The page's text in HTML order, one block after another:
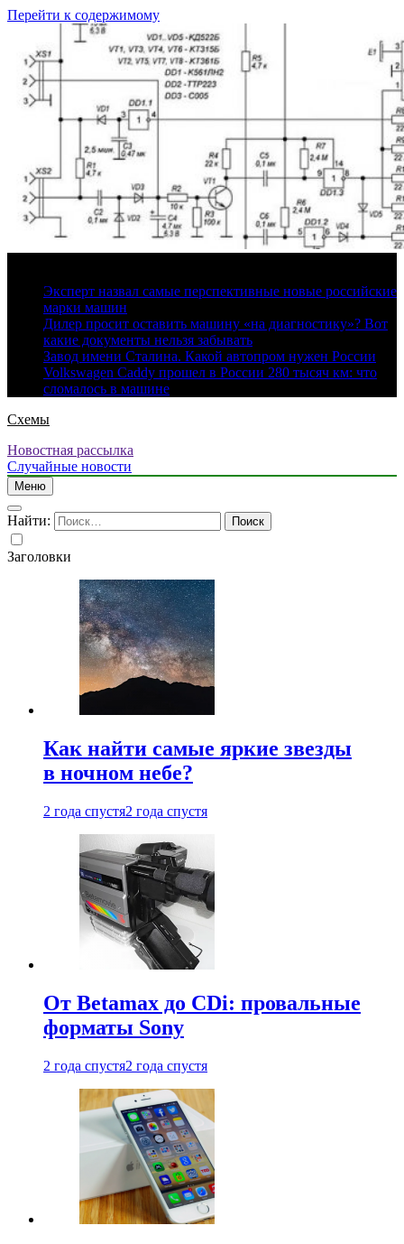
Перейти к содержимому
Эксперт назвал самые перспективные новые российские
марки машин
Дилер просит оставить машину «на диагностику»? Вот
какие документы нельзя забывать
Завод имени Сталина. Какой автопром нужен России
Volkswagen Caddy прошел в России 280 тысяч км: что
сломалось в машине
Схемы
Новостная рассылка
Случайные новости
Меню
Найти:
Заголовки
Как найти самые яркие звезды
в ночном небе?
2 года спустя2 года спустя
От Betamax до CDi: провальные
форматы Sony
2 года спустя2 года спустя